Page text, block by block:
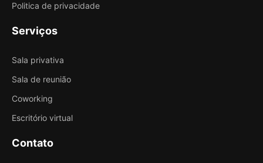
Politica de privacidade
Serviços
Sala privativa
Sala de reunião
Coworking
Escritório virtual
Contato